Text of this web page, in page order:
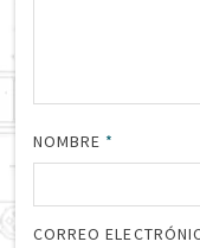
NOMBRE *
CORREO